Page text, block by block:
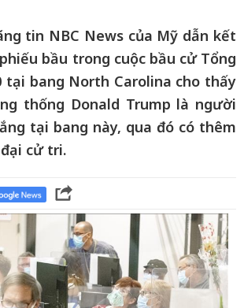
tin NBC News của Mỹ dẫn kết
bầu trong cuộc bầu cử Tổng
tại bang North Carolina cho thấy
thống Donald Trump là người
tại bang này, qua đó có thêm
cử tri.